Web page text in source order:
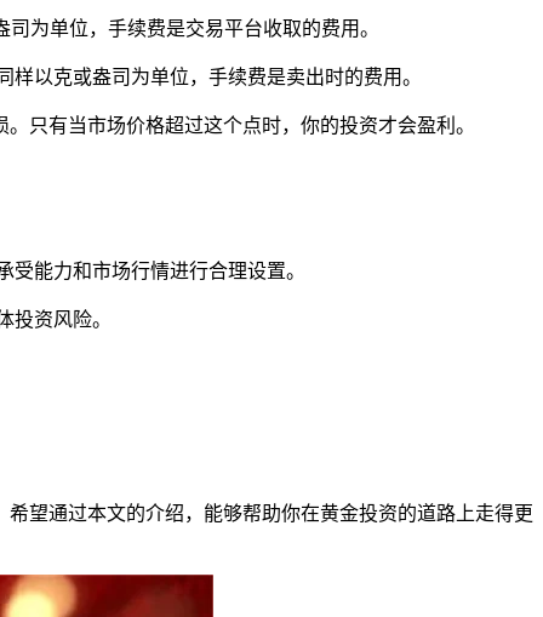
为单位，手续费是交易平台收取的费用。
以克或盎司为单位，手续费是卖出时的费用。
只有当市场价格超过这个点时，你的投资才会盈利。
能力和市场行情进行合理设置。
投资风险。
望通过本文的介绍，能够帮助你在黄金投资的道路上走得更